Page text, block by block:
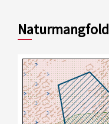
Naturmangfold